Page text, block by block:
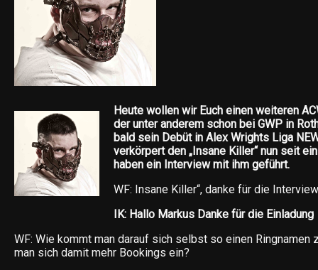
Heute wollen wir Euch einen weiteren
der unter anderem schon bei GWP in
bald sein Debüt in Alex Wrights Liga
verkörpert den „Insane Killer“ nun seit
haben ein Interview mit ihm geführt.
WF: Insane Killer“, danke für die
IK: Hallo Markus Danke für die Einladung
WF: Wie kommt man darauf sich selbst so einen Ringnamen
man sich damit mehr Bookings ein?